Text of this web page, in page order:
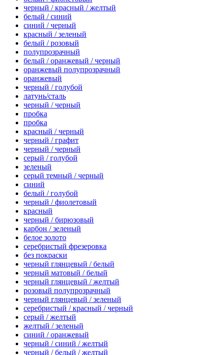
черный / красный / желтый
белый / синий
синий / черный
красный / зеленый
белый / розовый
полупрозрачный
белый / оранжевый / черный
оранжевый полупрозрачный
оранжевый
черный / голубой
латунь/сталь
черный / черный
пробка
пробка
красный / черный
черный / графит
черный / черный
серый / голубой
зеленый
серый темный / черный
синий
белый / голубой
черный / фиолетовый
красный
черный / бирюзовый
карбон / зеленый
белое золото
серебристый фрезеровка
без покраски
черный глянцевый / белый
черный матовый / белый
черный глянцевый / желтый
розовый полупрозрачный
черный глянцевый / зеленый
серебристый / красный / черный
серый / желтый
желтый / зеленый
синий / оранжевый
черный / синий / желтый
черный / белый / желтый